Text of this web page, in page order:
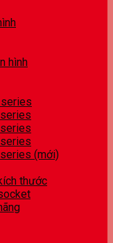
hình
series
(mới)
thước